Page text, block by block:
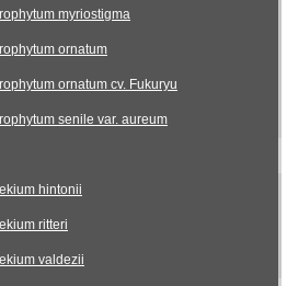
myriostigma
ornatum
ornatum cv. Fukuryu
senile var. aureum
hintonii
ritteri
valdezii